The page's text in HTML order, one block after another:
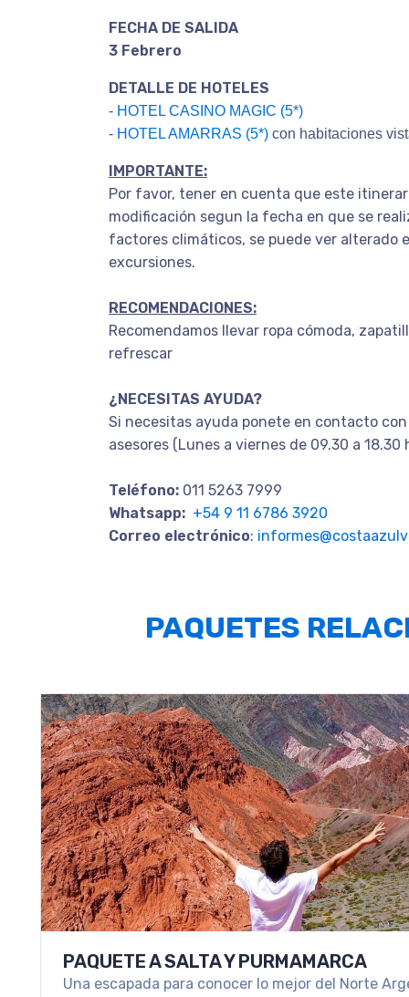
FECHA DE SALIDA
3 Febrero
DETALLE DE HOTELES
- HOTEL CASINO MAGIC (5*)
- HOTEL AMARRAS (5*) con habitaciones
IMPORTANTE:
Por favor, tener en cuenta que este
modificación segun la fecha en que se
factores climáticos, se puede ver alterado
excursiones.
RECOMENDACIONES:
Recomendamos llevar ropa cómoda,
refrescar
¿NECESITAS AYUDA?
Si necesitas ayuda ponete en contacto
asesores (Lunes a viernes de 09.30 a 18.30
Teléfono: 011 5263 7999
Whatsapp: +54 9 11 6786 3920
Correo electrónico:
PAQUETES
PAQUETE A SALTA Y PURMAMARCA
Una escapada para conocer lo mejor del Norte